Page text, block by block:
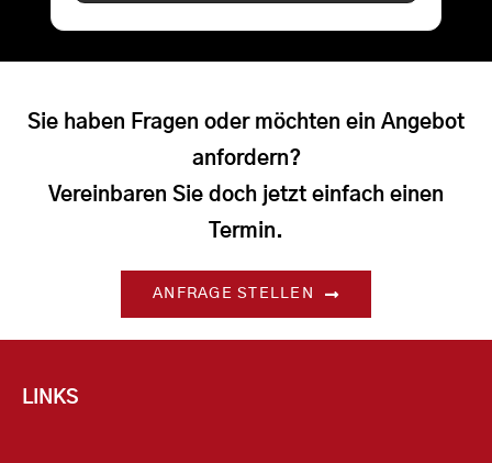
Sie haben Fragen oder möchten ein Angebot
anfordern?
Vereinbaren Sie doch jetzt einfach einen
Termin.
ANFRAGE STELLEN
LINKS